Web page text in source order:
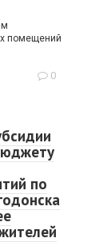
помещений
0
по